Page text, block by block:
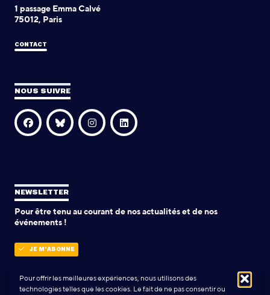
Pour offrir les meilleures expériences, nous utilisons des
technologies telles que les cookies. Le fait de ne pas consentir ou
1 passage Emma Calvé
75012, Paris
CONTACT
NOUS SUIVRE
NEWSLETTER
Pour être tenu au courant de nos actualités et de nos
événements !
JE M'ABONNE
POLITIQUE DE CONFIDENTIALITÉ